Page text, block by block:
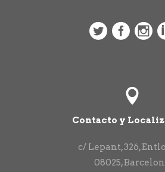
Contacto y
c/ Lepant, 326,
08025,